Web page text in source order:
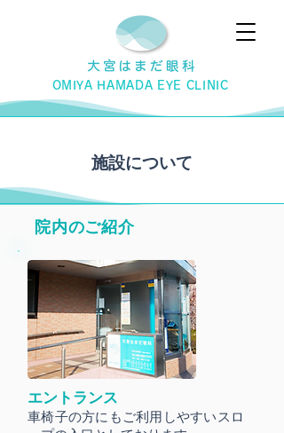
OMIYA HAMADA EYE CLINIC
​施設について
​院内のご紹介
エントランス
車椅子の方にもご利用しやすいスロ